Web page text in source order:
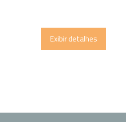
Exibir detalhes